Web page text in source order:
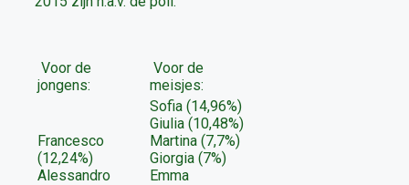
Voor de
jongens:
Voor de
meisjes:
Francesco
(12,24%)
Alessandro
Sofia (14,96%)
Giulia (10,48%)
Martina (7,7%)
Giorgia (7%)
Emma